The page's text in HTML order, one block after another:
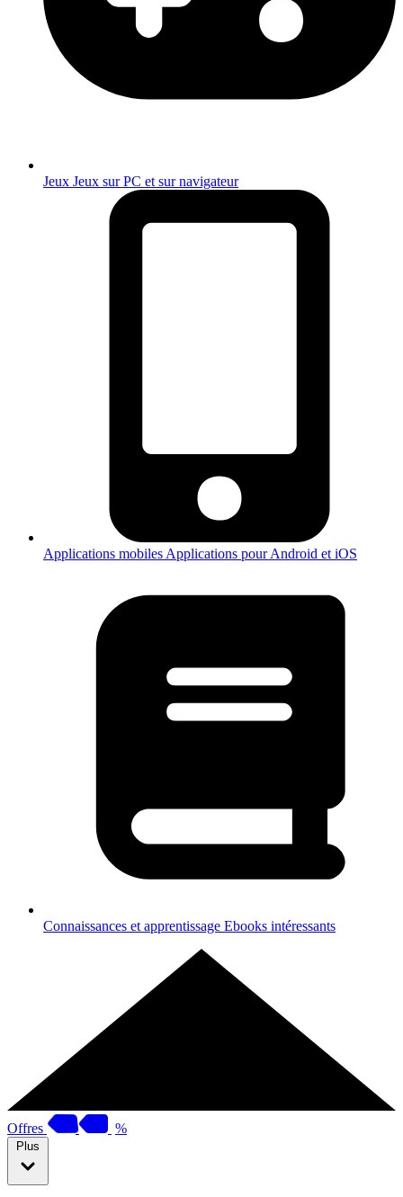
Jeux Jeux sur PC et sur navigateur
Applications mobiles Applications pour Android et iOS
Connaissances et apprentissage Ebooks intéressants
Offres %
Plus